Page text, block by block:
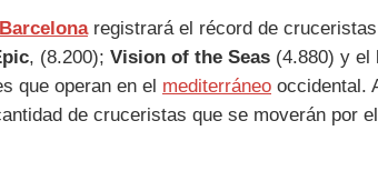
Barcelonaregistrará el récord de
, (8.200); Vision of the Seas (4.880) y el
que operan en el mediterráneo occidental.
de cruceristas que se moverán por